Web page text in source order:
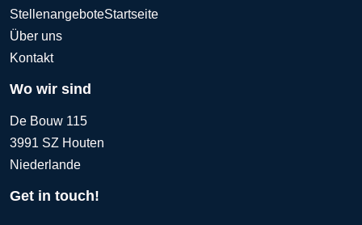
StellenangeboteStartseite
Über uns
Kontakt
Wo wir sind
De Bouw 115
3991 SZ Houten
Niederlande
Get in touch!